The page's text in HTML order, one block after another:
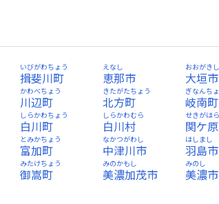
揖斐川町
いびがわちょう
恵那市
えなし
大垣市
おおがきし
川辺町
かわべちょう
北方町
きたがたちょう
岐南町
ぎなんち
白川町
しらかわちょう
白川村
しらかわむら
関ケ
せきがは
富加町
とみかちょう
中津川市
なかつがわし
羽島市
はしまし
御嵩町
みたけちょう
美濃加茂市
みのかもし
美濃市
みのし